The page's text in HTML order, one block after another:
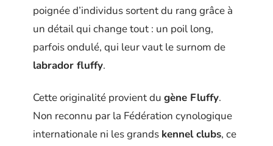
poignée d’individus sortent du rang grâce à
un détail qui change tout : un poil long,
parfois ondulé, qui leur vaut le surnom de
labrador fluffy.
Cette originalité provient du gène Fluffy.
Non reconnu par la Fédération cynologique
internationale ni les grands kennel clubs, ce